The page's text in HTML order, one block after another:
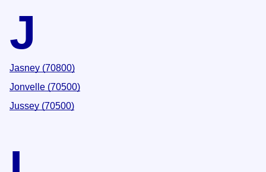
J
Jasney (70800)
Jonvelle (70500)
Jussey (70500)